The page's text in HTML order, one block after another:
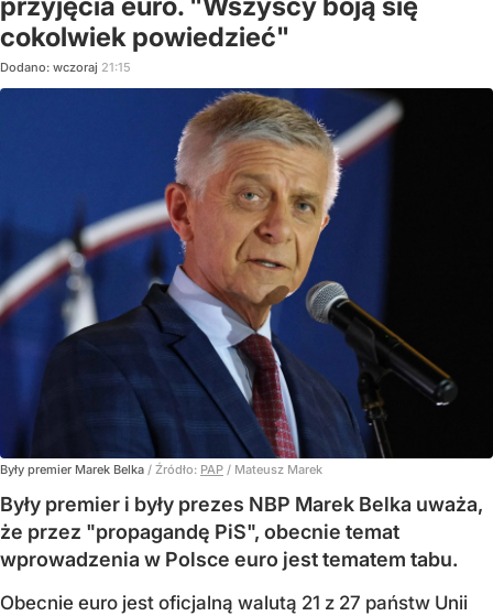
przyjęcia euro. "Wszyscy boją się
cokolwiek powiedzieć"
Dodano: wczoraj 21:15
Były premier Marek Belka / Źródło: PAP / Mateusz Marek
Były premier i były prezes NBP Marek Belka uważa,
że przez "propagandę PiS", obecnie temat
wprowadzenia w Polsce euro jest tematem tabu.
Obecnie euro jest oficjalną walutą 21 z 27 państw Unii